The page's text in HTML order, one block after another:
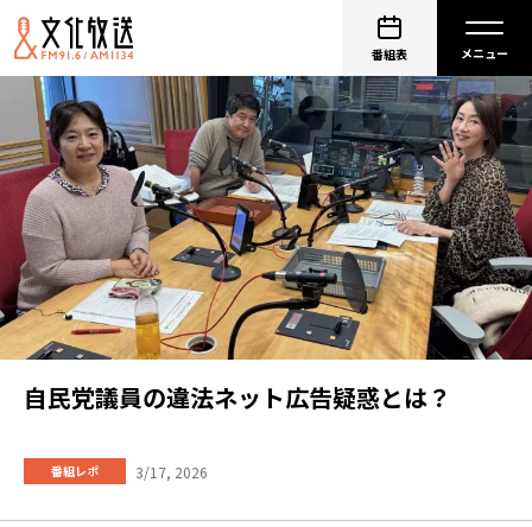
番組表
自民党議員の違法ネット広告疑惑とは？
番組レポ 3/17, 2026